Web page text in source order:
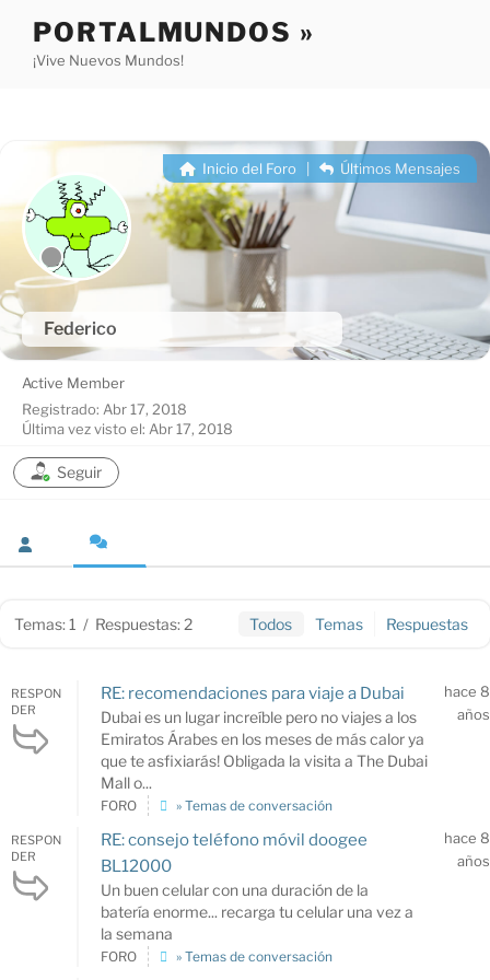
contenido
PORTALMUNDOS »
¡Vive Nuevos Mundos!
Federico
Inicio del Foro | Últimos Mensajes
Active Member
Registrado: Abr 17, 2018
Última vez visto el: Abr 17, 2018
Seguir
Temas: 1 / Respuestas: 2 Todos Temas Respuestas
RESPON
DER
RE: recomendaciones para viaje a Dubai
Dubai es un lugar increíble pero no viajes a los
Emiratos Árabes en los meses de más calor ya
que te asfixiarás! Obligada la visita a The Dubai
Mall o...
hace 8
años
FORO » Temas de conversación
RESPON
DER
RE: consejo teléfono móvil doogee
BL12000
Un buen celular con una duración de la
batería enorme... recarga tu celular una vez a
la semana
hace 8
años
FORO » Temas de conversación